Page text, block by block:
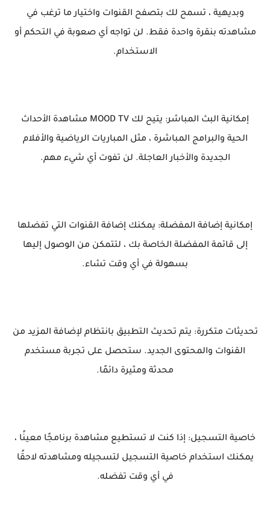
وبديهية ، تسمح لك بتصفح القنوات واختيار ما ترغب في
مشاهدته بنقرة واحدة فقط. لن تواجه أي صعوبة في التحكم أو
الاستخدام.
إمكانية البث المباشر: يتيح لك MOOD TV مشاهدة الأحداث
الحية والبرامج المباشرة ، مثل المباريات الرياضية والأفلام
الجديدة والأخبار العاجلة. لن تفوت أي شيء مهم.
إمكانية إضافة المفضلة: يمكنك إضافة القنوات التي تفضلها
إلى قائمة المفضلة الخاصة بك ، لتتمكن من الوصول إليها
بسهولة في أي وقت تشاء.
تحديثات متكررة: يتم تحديث التطبيق بانتظام لإضافة المزيد من
القنوات والمحتوى الجديد. ستحصل على تجربة مستخدم
محدثة ومثيرة دائمًا.
خاصية التسجيل: إذا كنت لا تستطيع مشاهدة برنامجًا معينًا ،
يمكنك استخدام خاصية التسجيل لتسجيله ومشاهدته لاحقًا
في أي وقت تفضله.